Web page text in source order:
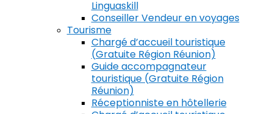
Linguaskill
Conseiller Vendeur en voyages
Tourisme
Chargé d’accueil touristique
(Gratuite Région Réunion)
Guide accompagnateur
touristique (Gratuite Région
Réunion)
Réceptionniste en hôtellerie